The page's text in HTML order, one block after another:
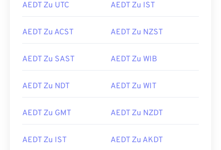
AEDT Zu UTC AEDT Zu IST
AEDT Zu ACST AEDT Zu NZST
AEDT Zu SAST AEDT Zu WIB
AEDT Zu NDT AEDT Zu WIT
AEDT Zu GMT AEDT Zu NZDT
AEDT Zu IST AEDT Zu AKDT